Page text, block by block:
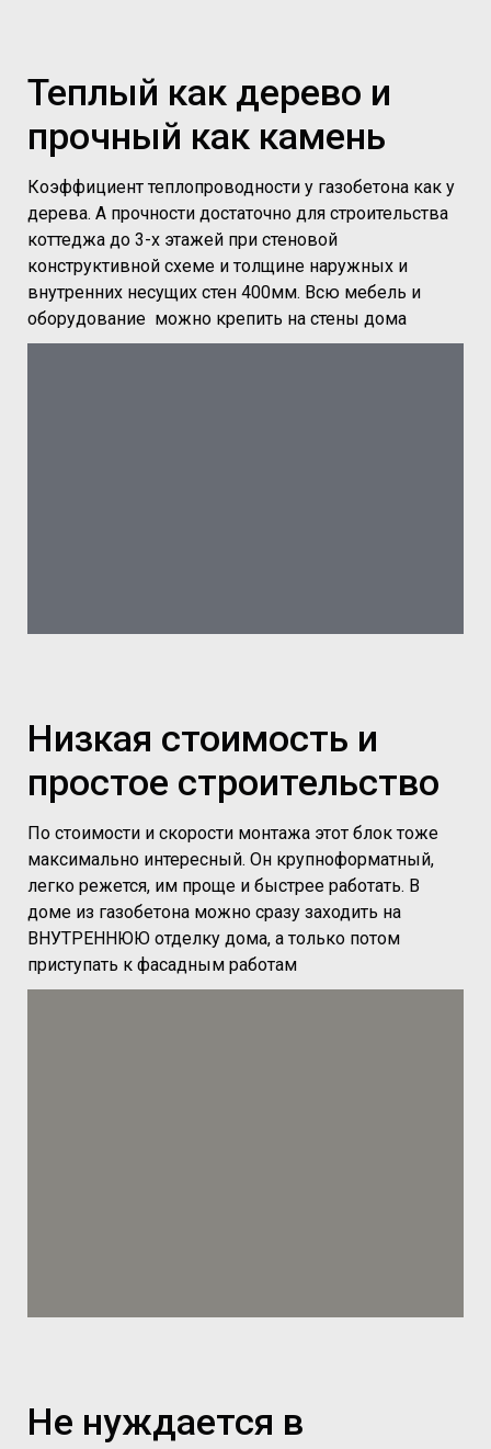
Теплый как дерево и
прочный как камень
Коэффициент теплопроводности у газобетона как у
дерева️. А прочности достаточно для строительства
коттеджа до 3-х этажей при стеновой
конструктивной схеме и толщине наружных и
внутренних несущих стен 400мм. Всю мебель и
оборудование можно крепить на стены дома
Низкая стоимость и
простое строительство
По стоимости и скорости монтажа этот блок тоже
максимально интересный. Он крупноформатный,
легко режется, им проще и быстрее работать. В
доме из газобетона можно сразу заходить на
ВНУТРЕННЮЮ отделку дома, а только потом
приступать к фасадным работам
Не нуждается в